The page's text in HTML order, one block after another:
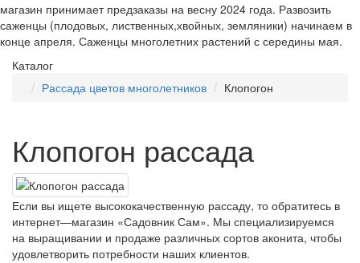
магазин принимает предзаказы на весну 2024 года. Развозить
саженцы (плодовых, лиственных,хвойных, земляники) начинаем в
конце апреля. Саженцы многолетних растений с середины мая.
Каталог
Рассада цветов многолетников
Клопогон
Клопогон рассада
Если вы ищете высококачественную рассаду, то обратитесь в
интернет—магазин «Садовник Сам». Мы специализируемся
на выращивании и продаже различных сортов аконита, чтобы
удовлетворить потребности наших клиентов.